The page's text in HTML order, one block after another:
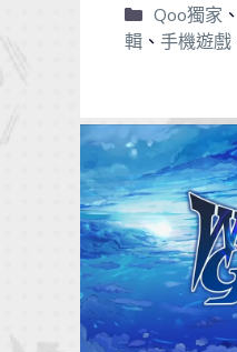
Qoo獨家 、
輯 、 手機遊戲